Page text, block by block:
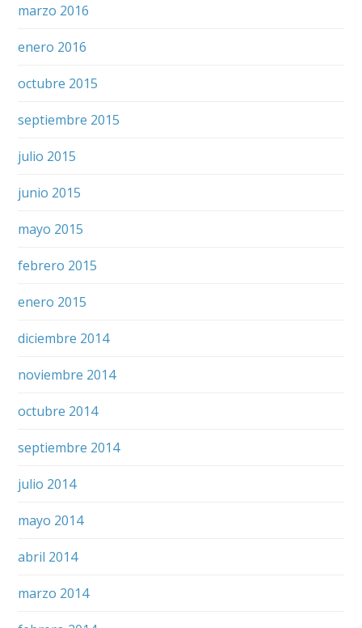
marzo 2016
enero 2016
octubre 2015
septiembre 2015
julio 2015
junio 2015
mayo 2015
febrero 2015
enero 2015
diciembre 2014
noviembre 2014
octubre 2014
septiembre 2014
julio 2014
mayo 2014
abril 2014
marzo 2014